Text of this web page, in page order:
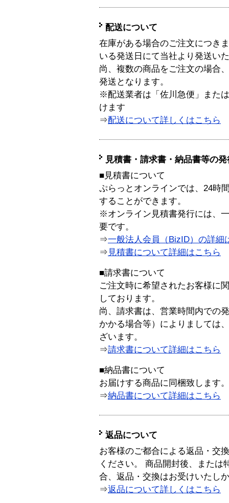
配送について
在庫がある場合のご注文につき
いる発送日にて当社より発送い
尚、複数の商品をご注文の場合
発送となります。
※配送業者は「佐川急便」また
けます
⇒配送について詳しくはこちら
見積書・請求書・納品書等の
■見積書について
ぷらっとオンラインでは、24時
することができます。
※オンライン見積書発行には、
要です。
⇒一般法人会員（BizID）の詳細
⇒ 見積書について詳細はこちら
■請求書について
ご注文時に希望されたお客様に
しております。
尚、請求書は、営業時間内での
かかる場合等）によりましては
ざいます。
⇒請求書について詳細はこちら
■納品書について
お届けする商品に同梱致します。
⇒納品書について詳細はこちら
返品について
お客様のご都合による返品・交
ください。 商品開封後、または
合、返品・交換はお受けいたし
⇒返品について詳しくはこちら